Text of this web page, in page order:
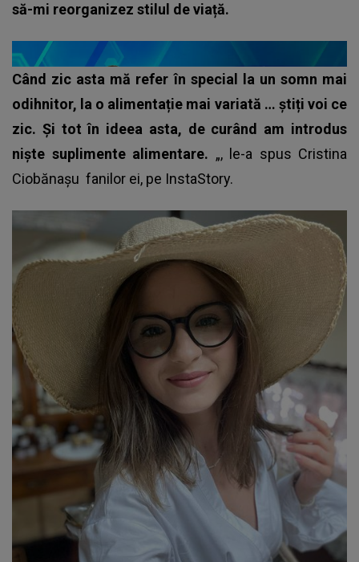
să-mi reorganizez stilul de viață.
Când zic asta mă refer în special la un somn mai
odihnitor, la o alimentație mai variată … știți voi ce
zic. Și tot în ideea asta, de curând am introdus
niște suplimente alimentare. „, le-a spus Cristina
Ciobănașu fanilor ei, pe InstaStory.